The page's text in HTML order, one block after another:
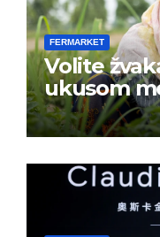
FERMARKET
Volite
ukusom